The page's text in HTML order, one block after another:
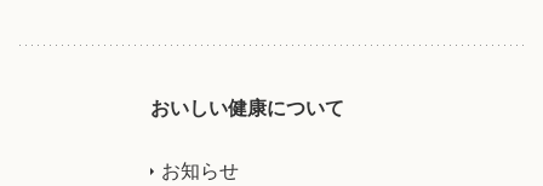
おいしい健康について
お知らせ